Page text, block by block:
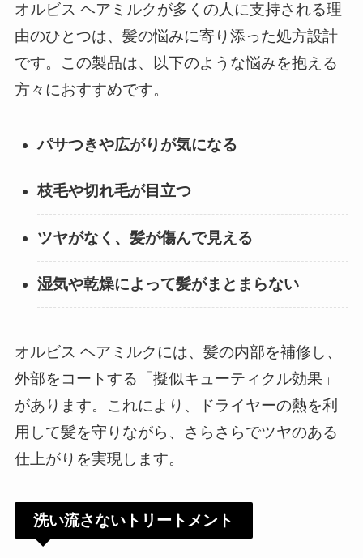
オルビス ヘアミルクが多くの人に支持される理
由のひとつは、髪の悩みに寄り添った処方設計
です。この製品は、以下のような悩みを抱える
方々におすすめです。
パサつきや広がりが気になる
枝毛や切れ毛が目立つ
ツヤがなく、髪が傷んで見える
湿気や乾燥によって髪がまとまらない
オルビス ヘアミルクには、髪の内部を補修し、
外部をコートする「擬似キューティクル効果」
があります。これにより、ドライヤーの熱を利
用して髪を守りながら、さらさらでツヤのある
仕上がりを実現します。
洗い流さないトリートメント